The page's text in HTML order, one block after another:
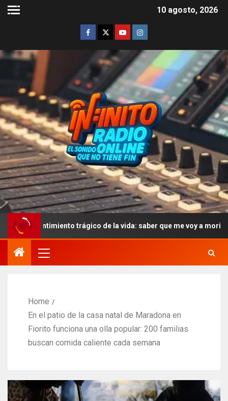
10 agosto, 2026
trágico de la vida: saber que me voy a morir y que todos
Home
En el patio de la casa natal de Maradona en
Fiorito funciona una olla popular: 200 familias
buscan comida caliente cada semana